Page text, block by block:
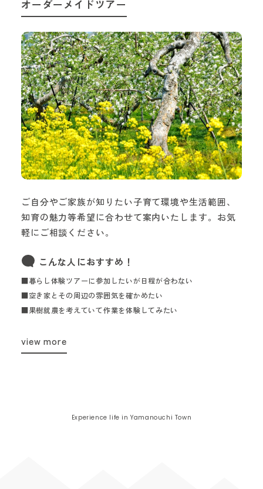
オーダーメイドツアー
ご自分やご家族が知りたい子育て環境や生活範囲、
知育の魅力等希望に合わせて案内いたします。お気
軽にご相談ください。
こんな人におすすめ！
■暮らし体験ツアーに参加したいが日程が合わない
■空き家とその周辺の雰囲気を確かめたい
■果樹就農を考えていて作業を体験してみたい
view more
Experience life in Yamanouchi Town